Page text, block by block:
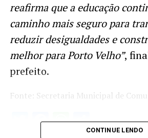
reafirma que a educação
caminho mais seguro para
reduzir desigualdades e
melhor para Porto Velho”,
prefeito.
Fonte: Secretaria Municipal de
Twitter
Facebook
WhatsApp
Share
CONTINUE LENDO